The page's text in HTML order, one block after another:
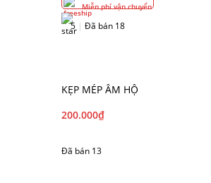
Miễn phí vận chuyển
5 | Đã bán 18
KẸP MÉP ÂM HỘ
200.000₫
Đã bán 13